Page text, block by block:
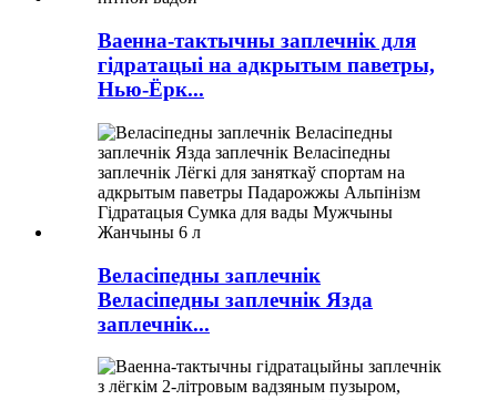
Ваенна-тактычны заплечнік для
гідратацыі на адкрытым паветры,
Нью-Ёрк...
Веласіпедны заплечнік
Веласіпедны заплечнік Язда
заплечнік...